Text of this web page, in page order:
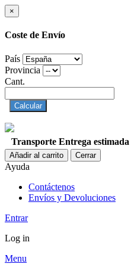
×
Coste de Envío
País
Provincia
Cant.
Calcular
Transporte Entrega estimada
Añadir al carrito Cerrar
Ayuda
Contáctenos
Envíos y Devoluciones
Entrar
Log in
Menu